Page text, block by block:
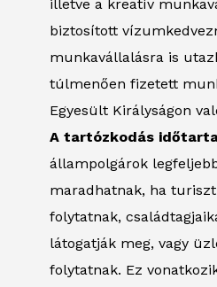
illetve a kreatív
biztosított
munkavállalásra is
túlmenően fizetett
Egyesült Királyságon
A tartózkodás
állampolgárok
maradhatnak, ha
folytatnak,
látogatják meg, vagy
folytatnak. Ez